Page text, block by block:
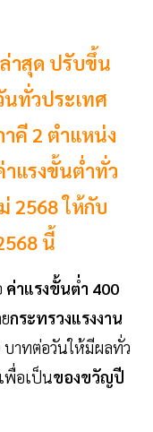
าสุด ปรับขึ้น
ทั่วประเทศ
คี 2 ตำแหน่ง
าแรงขั้นต่ำทั่ว
2568 ให้กับ
นี้
ค่าแรงขั้นต่ำ 400
กระทรวงแรงงาน
บาทต่อวันให้มีผลทั่ว
พื่อเป็นของขวัญปี